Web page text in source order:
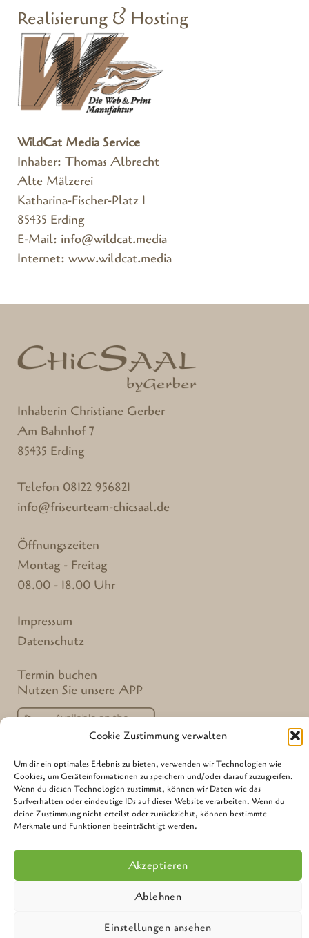
Cookie Zustimmung verwalten
Um dir ein optimales Erlebnis zu bieten, verwenden wir Technologien wie
Cookies, um Geräteinformationen zu speichern und/oder darauf zuzugreifen.
Wenn du diesen Technologien zustimmst, können wir Daten wie das
Surfverhalten oder eindeutige IDs auf dieser Website verarbeiten. Wenn du
deine Zustimmung nicht erteilst oder zurückziehst, können bestimmte
Merkmale und Funktionen beeinträchtigt werden.
Akzeptieren
Ablehnen
Einstellungen ansehen
Realisierung & Hosting
WildCat Media Service
Inhaber: Thomas Albrecht
Alte Mälzerei
Katharina-Fischer-Platz 1
85435 Erding
E-Mail: info@wildcat.media
Internet: www.wildcat.media
Inhaberin Christiane Gerber
Am Bahnhof 7
85435 Erding
Telefon 08122 956821
info@friseurteam-chicsaal.de
Öffnungszeiten
Montag - Freitag
08.00 - 18.00 Uhr
Impressum
Datenschutz
Termin buchen
Nutzen Sie unsere APP